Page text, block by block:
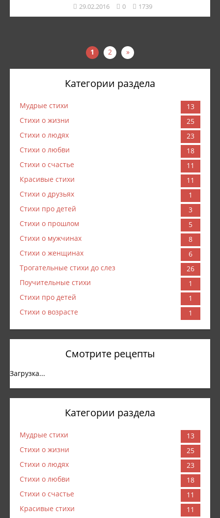
Категории раздела
Мудрые стихи
13
Стихи о жизни
25
Стихи о людях
23
Стихи о любви
18
Стихи о счастье
11
Красивые стихи
11
Стихи о друзьях
1
Стихи про детей
3
Стихи о прошлом
5
Стихи о мужчинах
8
Стихи о женщинах
6
Трогательные стихи до слез
26
Поучительные стихи
1
Стихи про детей
1
Стихи о возрасте
1
Смотрите рецепты
Загрузка...
Категории раздела
Мудрые стихи
13
Стихи о жизни
25
Стихи о людях
23
Стихи о любви
18
Стихи о счастье
11
Красивые стихи
11
29.02.2016 0 1739
1 2 »